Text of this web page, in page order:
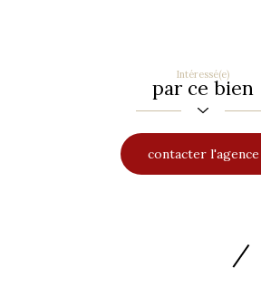
Intéressé(e)
par ce bien
contacter l'agence